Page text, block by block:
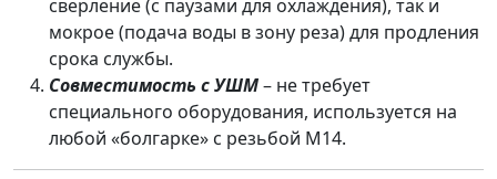
сверление (с паузами для охлаждения), так и
мокрое (подача воды в зону реза) для продления
срока службы.
Совместимость с УШМ– не требует
специального оборудования, используется на
любой «болгарке» с резьбой М14.